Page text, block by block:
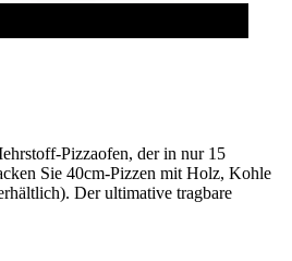
Pizzaofen, der in nur 15
Sie 40cm-Pizzen mit Holz, Kohle
Der ultimative tragbare